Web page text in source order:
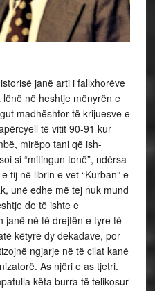
janë arti i fallxhorëve
në heshtje mënyrën e
madhështor të krijuesve e
të vitit 90-91 kur
mirëpo tani që ish-
si “mitingun tonë”, ndërsa
tij në librin e vet “Kurban” e
unë edhe më tej nuk mund
do të ishte e
janë në të drejtën e tyre të
këtyre dy dekadave, por
ngjarje në të cilat kanë
As njëri e as tjetri.
këta burra të telikosur